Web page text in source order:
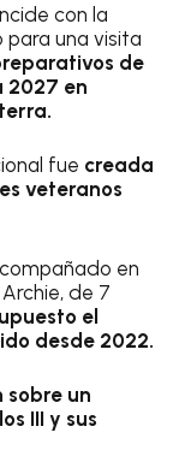
con la
para una visita
de
2027 en
fue creada
veteranos
en
de 7
el
desde 2022.
sobre un
III y sus